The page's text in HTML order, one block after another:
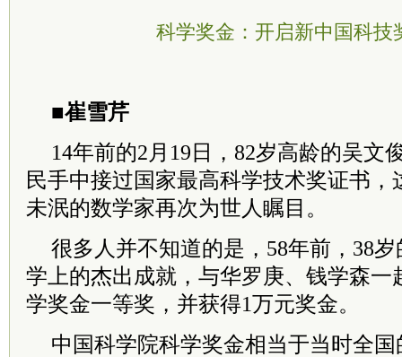
科学奖金：开启新中国科技
■崔雪芹
14年前的2月19日，82岁高龄的吴文
民手中接过国家最高科学技术奖证书，
未泯的数学家再次为世人瞩目。
很多人并不知道的是，58年前，38
学上的杰出成就，与华罗庚、钱学森一
学奖金一等奖，并获得1万元奖金。
中国科学院科学奖金相当于当时全国